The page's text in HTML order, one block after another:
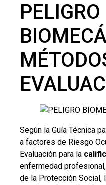
PELIGRO
Según la Guía Técnica
a factores de Riesgo
Evaluación para la
enfermedad
de la Protección Social,